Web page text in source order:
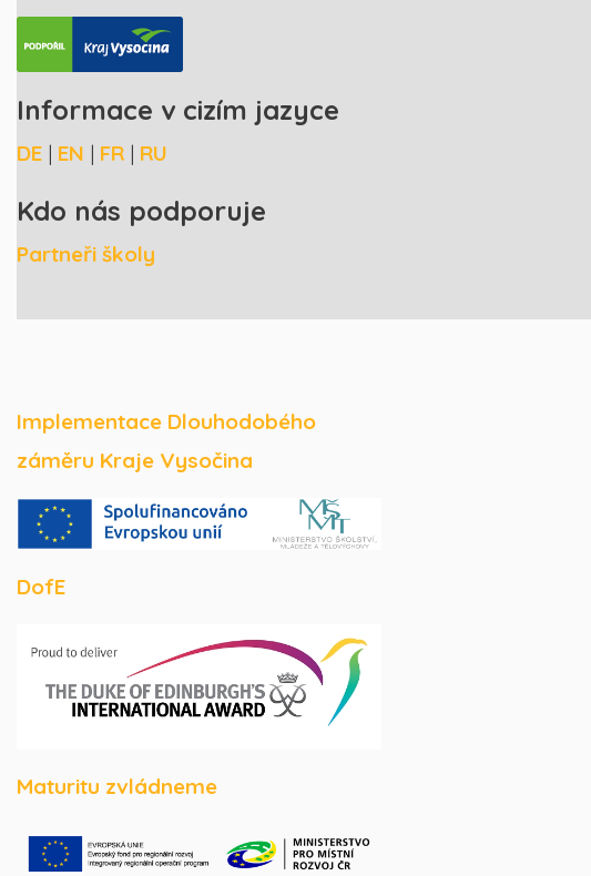
Informace v cizím jazyce
DE | EN | FR | RU
Kdo nás podporuje
Partneři školy
Implementace Dlouhodobého
záměru Kraje Vysočina
DofE
Maturitu zvládneme